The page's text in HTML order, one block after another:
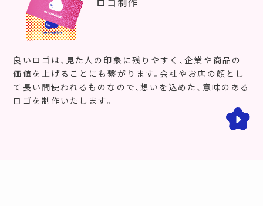
良いロゴは、見た人の印象に残りやすく、企業や商品の
価値を上げることにも繋がります。会社やお店の顔とし
て長い間使われるものなので、想いを込めた、意味のある
ロゴを制作いたします。